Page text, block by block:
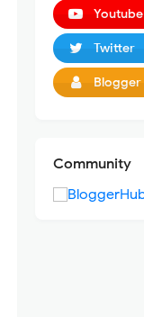
Youtube
Twitter
Blogger
Community